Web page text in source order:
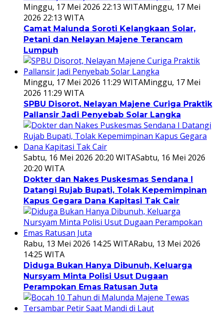
Minggu, 17 Mei 2026 22:13 WITAMinggu, 17 Mei
2026 22:13 WITA
Camat Malunda Soroti Kelangkaan Solar,
Petani dan Nelayan Majene Terancam
Lumpuh
Minggu, 17 Mei 2026 11:29 WITAMinggu, 17 Mei
2026 11:29 WITA
SPBU Disorot, Nelayan Majene Curiga Praktik
Pallansir Jadi Penyebab Solar Langka
Sabtu, 16 Mei 2026 20:20 WITASabtu, 16 Mei 2026
20:20 WITA
Dokter dan Nakes Puskesmas Sendana I
Datangi Rujab Bupati, Tolak Kepemimpinan
Kapus Gegara Dana Kapitasi Tak Cair
Rabu, 13 Mei 2026 14:25 WITARabu, 13 Mei 2026
14:25 WITA
Diduga Bukan Hanya Dibunuh, Keluarga
Nursyam Minta Polisi Usut Dugaan
Perampokan Emas Ratusan Juta